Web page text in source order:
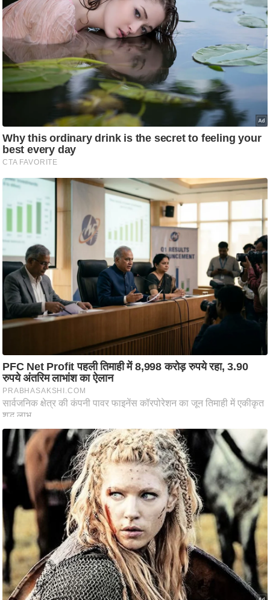
भ
ए
म
.
आ
र
ई
.
य
प
स
क्षा
ध
र्म
ज्यो
प्र
भु
म
हि
मा
ध
ल
व्र
त
त्यो
हा
र